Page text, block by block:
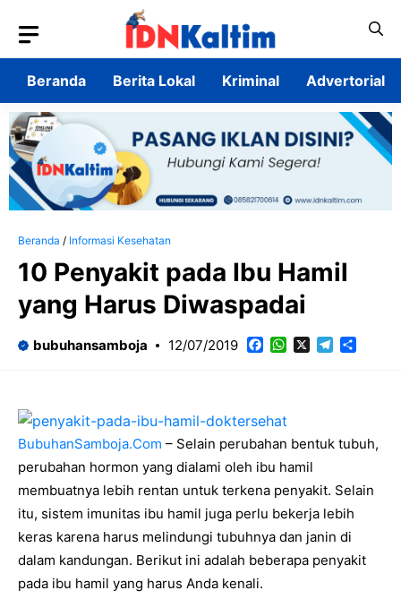
isi
Beranda
Berita Lokal Kriminal Advertorial
Beranda / Informasi Kesehatan
10 Penyakit pada Ibu Hamil
yang Harus Diwaspadai
bubuhansamboja 12/07/2019 Facebook
WhatsAppTelegram
BubuhanSamboja.Com – Selain perubahan bentuk tubuh,
perubahan hormon yang dialami oleh ibu hamil
membuatnya lebih rentan untuk terkena penyakit. Selain
itu, sistem imunitas ibu hamil juga perlu bekerja lebih
keras karena harus melindungi tubuhnya dan janin di
dalam kandungan. Berikut ini adalah beberapa penyakit
pada ibu hamil yang harus Anda kenali.